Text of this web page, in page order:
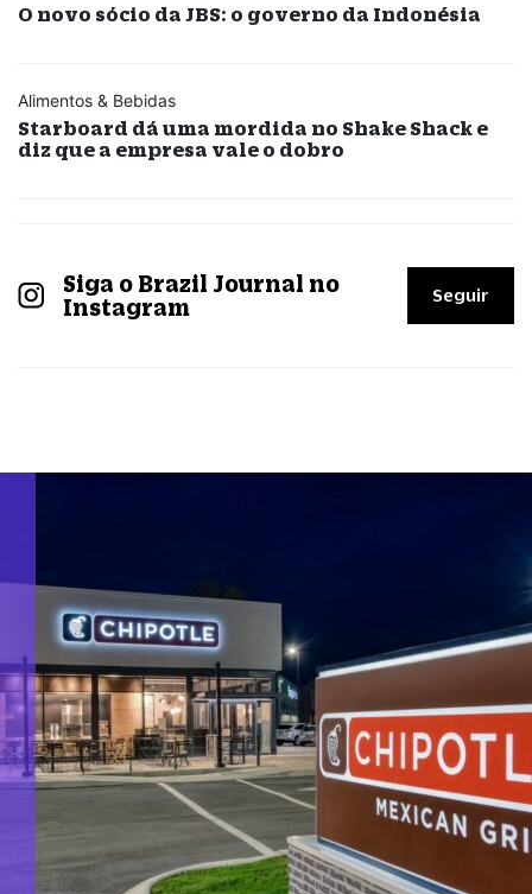
O novo sócio da JBS: o governo da Indonésia
Alimentos & Bebidas
Starboard dá uma mordida no Shake Shack e
diz que a empresa vale o dobro
Siga o Brazil Journal no
Instagram
Seguir